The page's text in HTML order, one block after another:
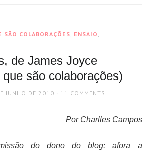
SÃO COLABORAÇÕES, ENSAIO ,
de James Joyce
são colaborações)
JUNHO DE 2010 11 COMMENTS
Por Charlles Campos
do dono do blog: afora a